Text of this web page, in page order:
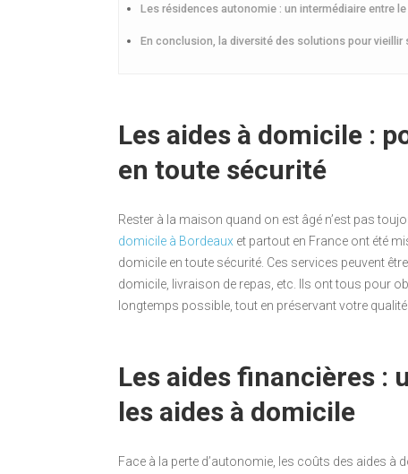
Les résidences autonomie : un intermédiaire entre le
En conclusion, la diversité des solutions pour vieillir
Les aides à domicile :
en toute sécurité
Rester à la maison quand on est âgé n’est pas
domicile à Bordeaux et partout en France ont été
domicile en toute sécurité. Ces services peuvent
domicile, livraison de repas, etc. Ils ont tous pour
longtemps possible, tout en préservant votre
Les aides financières :
les aides à domicile
Face à la perte d’autonomie, les coûts des aides à